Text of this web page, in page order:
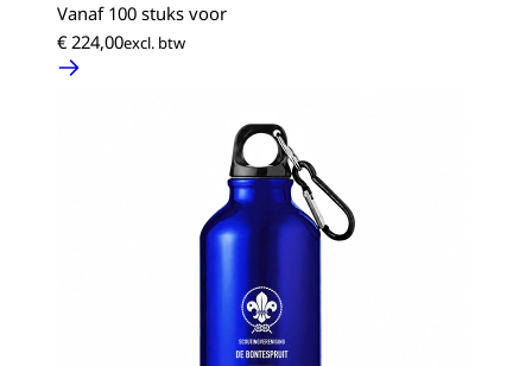
Vanaf 100 stuks voor
€ 224,00